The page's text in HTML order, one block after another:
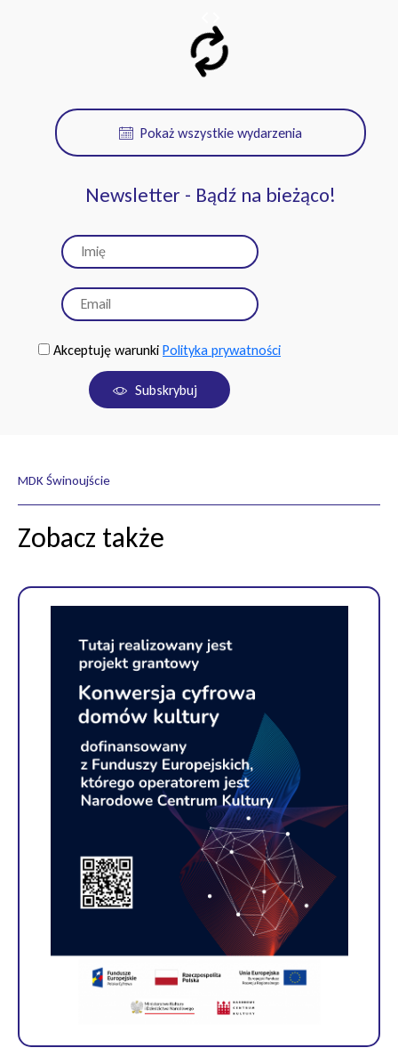
Pokaż wszystkie wydarzenia
Newsletter - Bądź na bieżąco!
Akceptuję warunki Polityka prywatności
Subskrybuj
MDK Świnoujście
Zobacz także